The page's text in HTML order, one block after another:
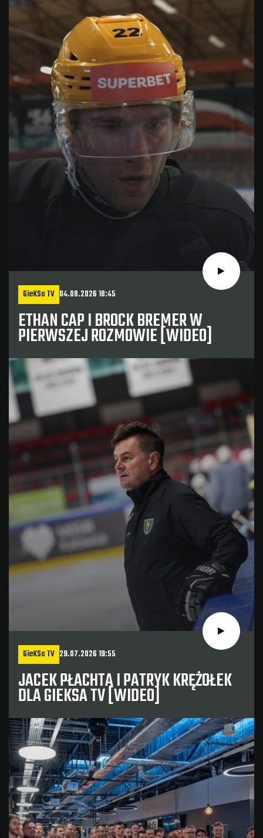
GieKSa TV 04.08.2026 18:45
ETHAN CAP I BROCK BREMER W
PIERWSZEJ ROZMOWIE [WIDEO]
GieKSa TV 29.07.2026 19:55
JACEK PŁACHTA I PATRYK KRĘŻOŁEK
DLA GIEKSA TV [WIDEO]